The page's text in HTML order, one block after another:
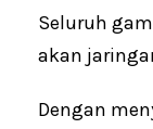
Seluruh
akan
Dengan